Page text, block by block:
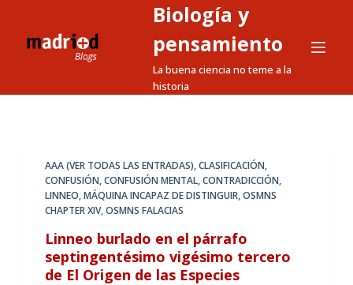
a
Biología y
pensamiento
La buena ciencia no teme a la
historia
AAA (VER TODAS LAS ENTRADAS),CLASIFICACIÓN,
CONFUSIÓN,CONFUSIÓN MENTAL,CONTRADICCIÓN,
LINNEO,MÁQUINA INCAPAZ DE DISTINGUIR,OSMNS
CHAPTER XIV,OSMNS FALACIAS
Linneo burlado en el párrafo
septingentésimo vigésimo tercero
de El Origen de las Especies